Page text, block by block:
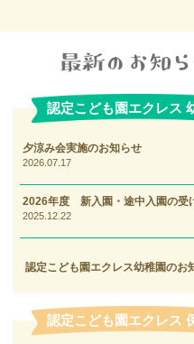
認定こども園エクレス
夕涼み会実施のお知らせ
2026.07.17
2026年度 新入園・途中入園の受
2025.12.22
認定こども園エクレス幼稚園のお
認定こども園エクレス